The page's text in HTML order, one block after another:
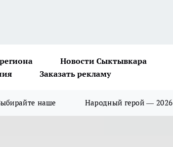
Новости Сыктывкара
Заказать рекламу
наше Народный герой — 2026